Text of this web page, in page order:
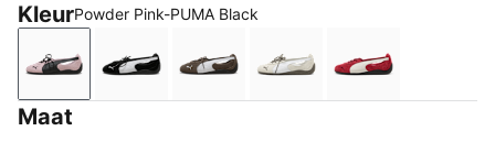
KleurPowder Pink-PUMA Black
Powder Pink-PUMA Black
PUMA Black-PUMA White
Matte Bronze-PUMA Black
Vapor Gray-Matte
Red Rhythm-
Maat